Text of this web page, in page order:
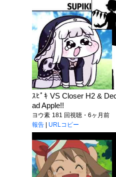
ｽﾋﾟｷ VS Closer H2 &
ad Apple!!
ヨウ素 181 回視聴・6ヶ月前
報告
URLコピー